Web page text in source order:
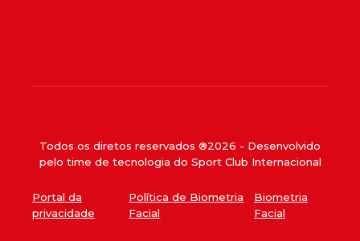
Todos os diretos reservados ®2026 - Desenvolvido
pelo time de tecnologia do Sport Club Internacional
Portal da
privacidade
Política de Biometria
Facial
Biometria
Facial